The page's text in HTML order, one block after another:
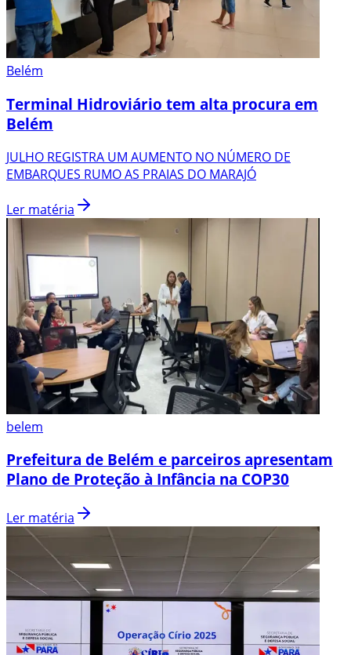
Belém
Terminal Hidroviário tem alta procura em
Belém
JULHO REGISTRA UM AUMENTO NO NÚMERO DE
EMBARQUES RUMO AS PRAIAS DO MARAJÓ
Ler matéria
belem
Prefeitura de Belém e parceiros apresentam
Plano de Proteção à Infância na COP30
Ler matéria